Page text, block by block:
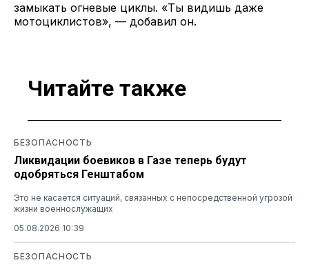
замыкать огневые циклы. «Ты видишь даже
мотоциклистов», — добавил он.
Читайте также
БЕЗОПАСНОСТЬ
Ликвидации боевиков в Газе теперь будут
одобряться Генштабом
Это не касается ситуаций, связанных с непосредственной угрозой
жизни военнослужащих
05.08.2026 10:39
БЕЗОПАСНОСТЬ